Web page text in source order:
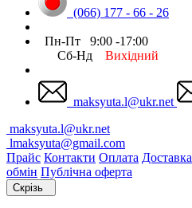
(066) 177 - 66 - 26
Пн-Пт 9:00 -17:00
Сб-Нд Вихідний
maksyuta.l@ukr.net
maksyuta.l@ukr.net
lmaksyuta@gmail.com
Прайс Контакти Оплата Доставка
обмін Публічна оферта
Скрізь